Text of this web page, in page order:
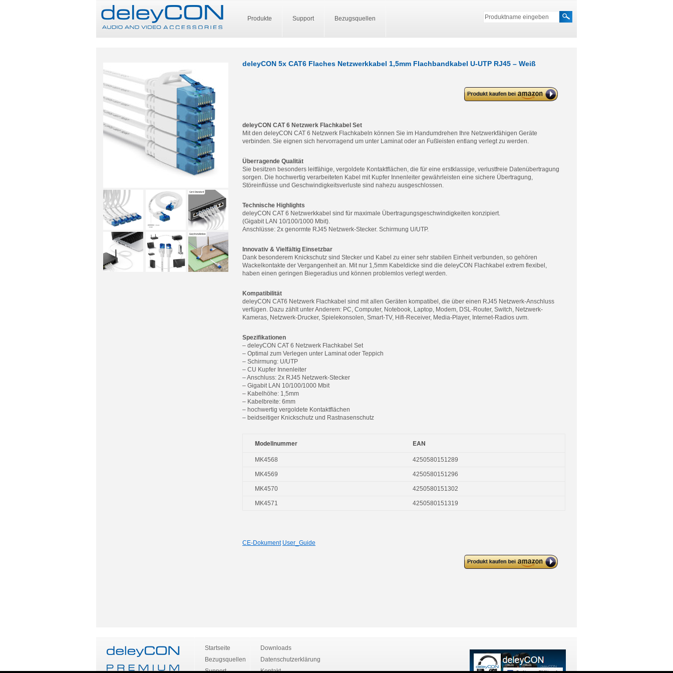
Produkte Support Bezugsquellen
deleyCON 5x CAT6 Flaches Netzwerkkabel 1,5mm Flachbandkabel U-UTP RJ45 – Weiß
deleyCON 5x CAT6 Flaches
Netzwerkkabel 1,5mm
deleyCON CAT 6 Netzwerk Flachkabel Set
Mit den deleyCON CAT 6 Netzwerk Flachkabeln können Sie im Handumdrehen Ihre Netzwerkfähigen Geräte
verbinden. Sie eignen sich hervorragend um unter Laminat oder an Fußleisten entlang verlegt zu werden.
Überragende Qualität
Sie besitzen besonders leitfähige, vergoldete Kontaktflächen, die für eine erstklassige, verlustfreie Datenübertragung
sorgen. Die hochwertig verarbeiteten Kabel mit Kupfer Innenleiter gewährleisten eine sichere Übertragung,
Störeinflüsse und Geschwindigkeitsverluste sind nahezu ausgeschlossen.
Technische Highlights
deleyCON CAT 6 Netzwerkkabel sind für maximale Übertragungsgeschwindigkeiten konzipiert.
(Gigabit LAN 10/100/1000 Mbit).
Anschlüsse: 2x genormte RJ45 Netzwerk-Stecker. Schirmung U/UTP.
Innovativ & Vielfältig Einsetzbar
Dank besonderem Knickschutz sind Stecker und Kabel zu einer sehr stabilen Einheit verbunden, so gehören
Wackelkontakte der Vergangenheit an. Mit nur 1,5mm Kabeldicke sind die deleyCON Flachkabel extrem flexibel,
haben einen geringen Biegeradius und können problemlos verlegt werden.
Kompatibilität
deleyCON CAT6 Netzwerk Flachkabel sind mit allen Geräten kompatibel, die über einen RJ45 Netzwerk-Anschluss
verfügen. Dazu zählt unter Anderem: PC, Computer, Notebook, Laptop, Modem, DSL-Router, Switch, Netzwerk-
Kameras, Netzwerk-Drucker, Spielekonsolen, Smart-TV, Hifi-Receiver, Media-Player, Internet-Radios uvm.
Spezifikationen
– deleyCON CAT 6 Netzwerk Flachkabel Set
– Optimal zum Verlegen unter Laminat oder Teppich
– Schirmung: U/UTP
– CU Kupfer Innenleiter
– Anschluss: 2x RJ45 Netzwerk-Stecker
– Gigabit LAN 10/100/1000 Mbit
– Kabelhöhe: 1,5mm
– Kabelbreite: 6mm
– hochwertig vergoldete Kontaktflächen
– beidseitiger Knickschutz und Rastnasenschutz
Modellnummer EAN
MK4568 4250580151289
MK4569 4250580151296
MK4570 4250580151302
MK4571 4250580151319
CE-Dokument User_Guide
deleyCON 5x CAT6 Flaches
Netzwerkkabel 1,5mm
Startseite
Bezugsquellen
Support
Downloads
Datenschutzerklärung
Kontakt